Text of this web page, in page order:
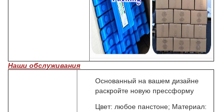
Наши обслуживания
Основанный на вашем дизайне
раскройте новую прессформу
Цвет: любое панстоне; Материал: